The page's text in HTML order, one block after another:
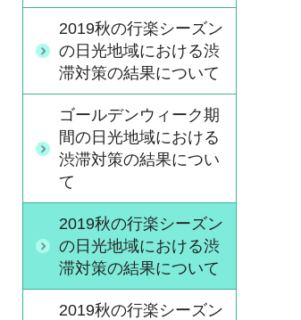
2019秋の行楽シーズン
の日光地域における渋
滞対策の結果について
ゴールデンウィーク期
間の日光地域における
渋滞対策の結果につい
て
2019秋の行楽シーズン
の日光地域における渋
滞対策の結果について
2019秋の行楽シーズン